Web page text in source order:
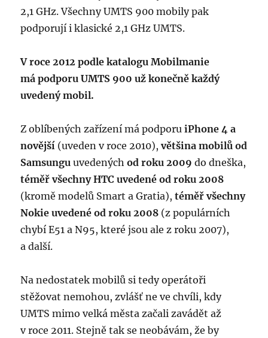
2,1 GHz. Všechny UMTS 900 mobily pak
podporují i klasické 2,1 GHz UMTS.
V roce 2012 podle katalogu Mobilmanie
má podporu UMTS 900 už konečně kaž­dý
uvedený mobil.
Z oblíbených zařízení má podporuiPhone 4 a
novější (uveden v roce 2010),většina mobilů od
Samsungu uvedenýchod roku 2009 do dneška,
téměř všechny HTC uvedené od roku 2008
(kromě modelů Smart a Gratia),téměř všechny
Nokie uvedené od roku 2008 (z populárních
chybí E51 a N95, které jsou ale z roku 2007),
a další.
Na nedostatek mobilů si tedy operátoři
stěžovat nemohou, zvlášť ne ve chvíli, kdy
UMTS mimo velká města začali zavádět až
v roce 2011. Stejně tak se neobávám, že by